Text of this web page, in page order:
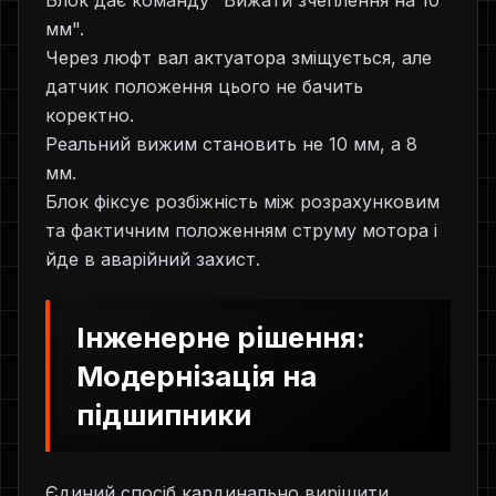
мм".
Через люфт вал актуатора зміщується, але
датчик положення цього не бачить
коректно.
Реальний вижим становить не 10 мм, а 8
мм.
Блок фіксує розбіжність між розрахунковим
та фактичним положенням струму мотора і
йде в аварійний захист.
Інженерне рішення:
Модернізація на
підшипники